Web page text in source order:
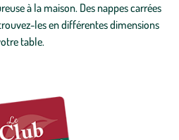
à la maison. Des nappes carrées
les en différentes dimensions
table.